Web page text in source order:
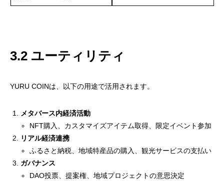
3.2 ユーティリティ
YURU COINは、以下の用途で活用されます。
メタバース内経済活動
NFT購入、カスタマイズアイテム取得、限定イベント参加
リアル経済連携
ふるさと納税、地域特産品の購入、観光サービスの支払い
ガバナンス
DAO投票、提案権、地域プロジェクトの意思決定